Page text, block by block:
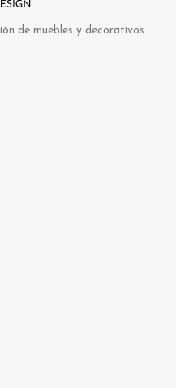
de muebles y decorativos